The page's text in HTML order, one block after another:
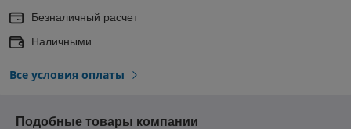
Безналичный расчет
Наличными
Все условия оплаты
Подобные товары компании